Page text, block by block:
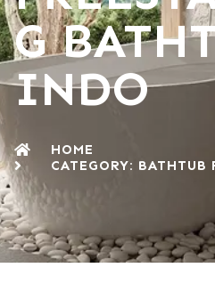
G
INDO
HOME
CATEGORY: BATHTUB